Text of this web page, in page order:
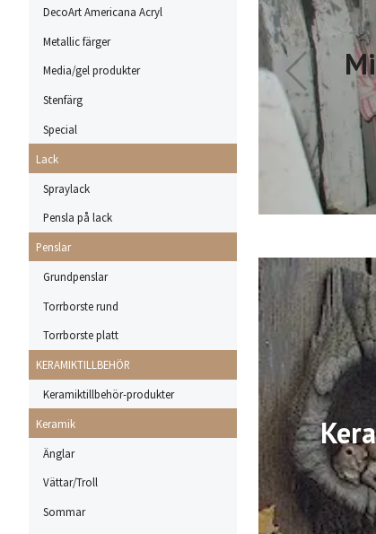
DecoArt Americana Acryl
Metallic färger
Media/gel produkter
Stenfärg
Special
Lack
Spraylack
Pensla på lack
Penslar
Grundpenslar
Torrborste rund
Torrborste platt
KERAMIKTILLBEHÖR
Keramiktillbehör-produkter
Keramik
Änglar
Vättar/Troll
Sommar
Mixat, gjutning av